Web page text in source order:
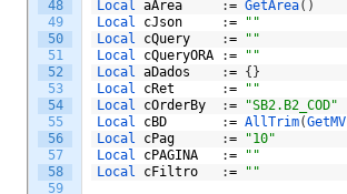
48
49
50
51
52
53
54
55
56
57
58
59
Local aArea := GetArea( )
Local cJson :=
""
Local cQuery :=
""
Local cQueryORA :=
""
Local aDados := {}
Local cRet :=
""
Local cOrderBy :=
"SB2.B2_COD"
Local cBD := AllTrim(GetMV
Local cPag :=
"10"
Local cPAGINA :=
""
Local cFiltro := ""